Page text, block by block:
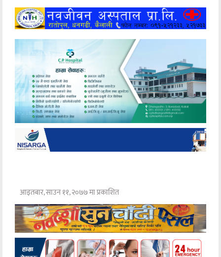
खेलकुद
मनोरञ्जन
अन्य
आइतबार, साउन ११, २०७७ मा प्रकाशित